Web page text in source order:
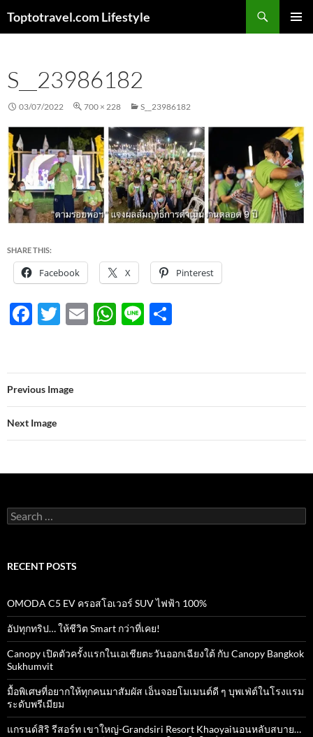
Toptotravel.com Lifestyle
S__23986182
03/07/2022 700 × 228 S__23986182
SHARE THIS:
Facebook X Pinterest
F
b
o
o
k
T
er
E
W
s
A
p
Li
e
Previous Image
Next Image
Search
for:
RECENT POSTS
OMODA C5 EV ครอสโอเวอร์ SUV ไฟฟ้า 100%
อัปทุกทริป… ให้ชีวิต Smart กว่าที่เคย!
Canopy เปิดตัวครั้งแรกในเอเชียตะวันออกเฉียงใต้ กับ Canopy Bangkok
Sukhumvit
มื้อพิเศษที่อยากให้ทุกคนมาสัมผัส เอ็นจอยโมเมนต์ดี ๆ บุพเฟ่ต์ในโรงแรม
ระดับพรีเมียม
แกรนด์สิริ​ รีสอร์ท​ เขาใหญ่​-Grandsiri​ Resort​ Khaoyaiนอนหลับสบาย…